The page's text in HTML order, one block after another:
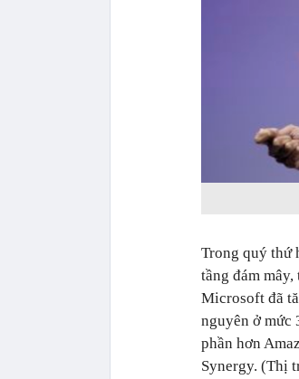
Trong quý thứ
tầng đám
Microsoft đã
nguyên ở mức
phần hơn
Synergy. (Thị